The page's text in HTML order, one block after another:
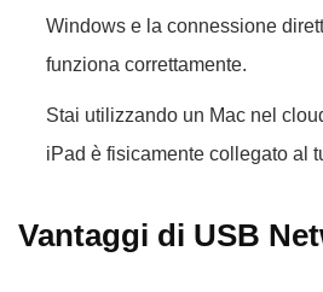
Windows e la connessione
funziona correttamente.
Stai utilizzando un Mac nel
iPad è fisicamente collegato al
Vantaggi di USB